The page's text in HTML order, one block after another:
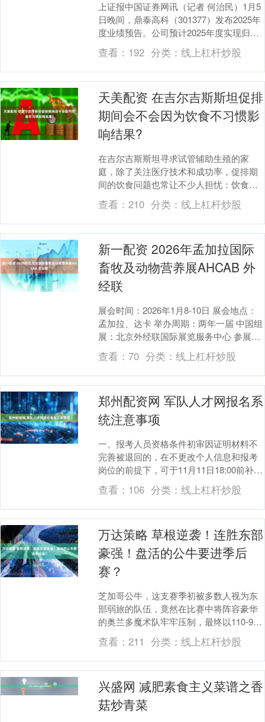
上证报中国证券网讯（记者 何治民）1月5
日晚间，鼎泰高科（301377）发布2025年
度业绩预告。公司预计2025年度实现归母
净利润4.1亿元至4.6亿元，同比....
查看： 192 分类： 线上杠杆炒股
天美配资 在吉尔吉斯斯坦促排
期间会不会因为饮食不习惯影
响结果?
在吉尔吉斯斯坦寻求试管辅助生殖的家
庭，除了关注医疗技术和成功率，促排期
间的饮食问题也常让不少人担忧：饮食不
习惯会不会影响促排结果?其实，饮食作为
影响身体状态的重....
查看：210 分类： 线上杠杆炒股
新一配资 2026年孟加拉国际
畜牧及动物营养展AHCAB 外
经联
展会时间：2026年1月8-10日 展会地点：
孟加拉、达卡 举办周期：两年一届 中国组
展：北京外经联国际展览服务中心 参展咨
询：点击头像 下方简介~~ 展会介绍....
查看：70 分类： 线上杠杆炒股
郑州配资网 军队人才网报名系
统注意事项
一、报考人员资格条件初审因证明材料不
完善被退回的，在不更改个人信息和报考
岗位的前提下，可于11月11日18:00前补充
证明资料后重新提交资格初审。 二、凡是
参加....
查看： 106 分类： 线上杠杆炒股
万达策略 草根逆袭！连胜东部
豪强！盘活的公牛要进季后
赛？
芝加哥公牛，这支赛季初被多数人视为东
部弱旅的队伍，竟然在比赛中将阵容豪华
的奥兰多魔术队牢牢压制，最终以110-98
的比分干净利落地赢得了比赛，着实令人
难以置信。....
查看：211 分类： 线上杠杆炒股
兴盛网 减肥素食主义菜谱之香
菇炒青菜